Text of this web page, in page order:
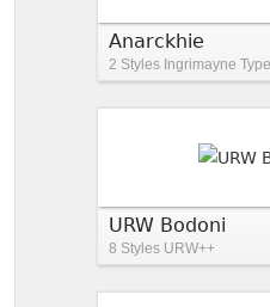
Anarckhie
2 Styles Ingrimayne Type
URW Bodoni
8 Styles URW++